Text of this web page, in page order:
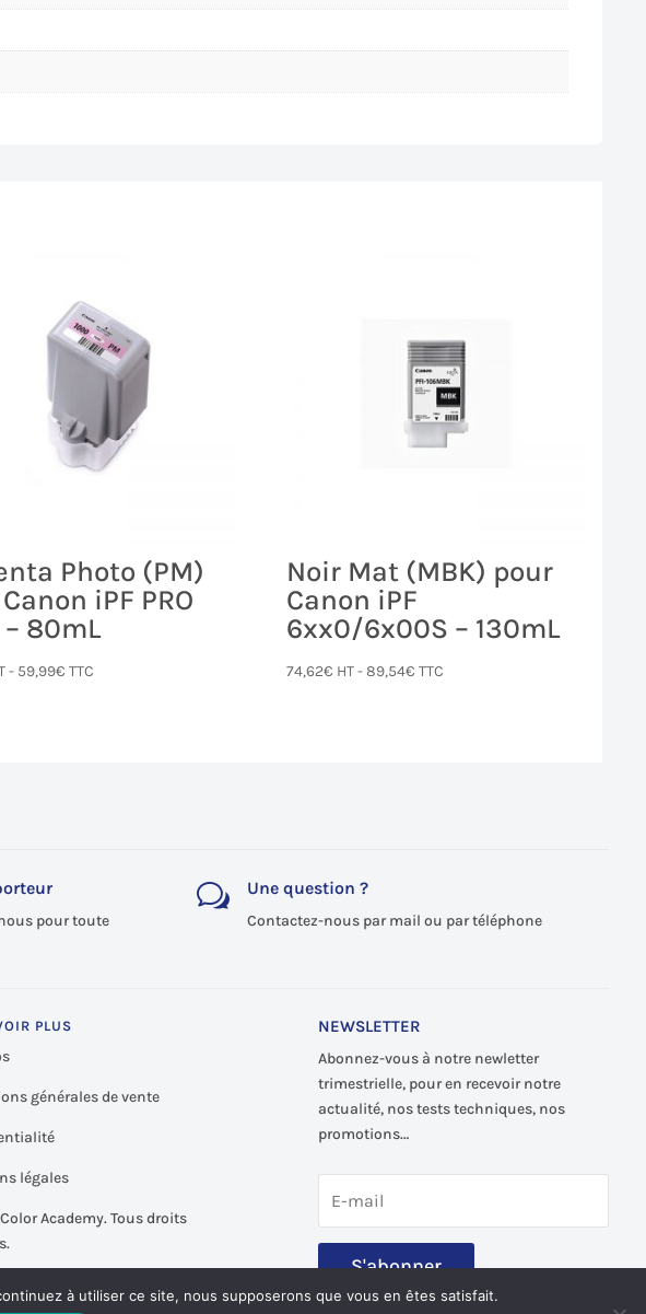
Photo (PM)
iPF PRO
– 80mL
- 59,99€ TTC
Noir Mat (MBK) pour
Canon iPF
6xx0/6x00S – 130mL
74,62€ HT -89,54€ TTC
pour toute
w Une question ?
Contactez-nous par mail ou par téléphone
PLUS
générales de vente
légales
Academy. Tous droits
NEWSLETTER
Abonnez-vous à notre newletter
trimestrielle, pour en recevoir notre
actualité, nos tests techniques, nos
promotions…
S'abonner
à utiliser ce site, nous supposerons que vous en êtes satisfait.